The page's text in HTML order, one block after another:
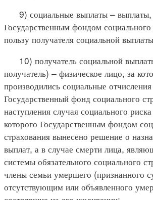
9) социальные выплаты – выплаты,
Государственным фондом социального
пользу получателя социальной
10) получатель социальной
получатель) – физическое лицо, за
производились социальные
Государственный фонд социального
наступления случая социального
которого Государственным фондом
страхования вынесено решение о
выплат, а в случае смерти лица,
системы обязательного социального
члены семьи умершего (признанного
отсутствующим или объявленного